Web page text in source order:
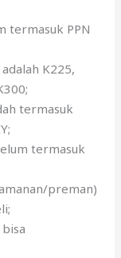
termasuk PPN
K225,
termasuk
termasuk
preman)